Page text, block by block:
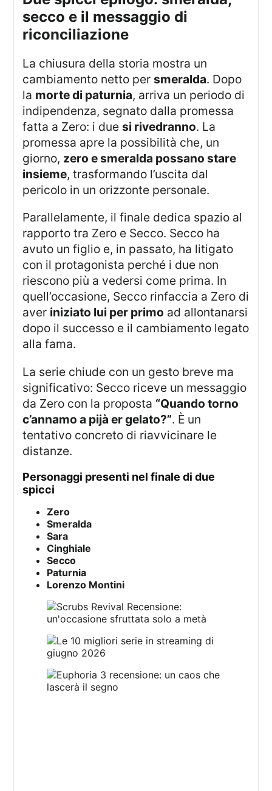
secco e il messaggio di
riconciliazione
La chiusura della storia mostra un
cambiamento netto persmeralda. Dopo
la morte di paturnia, arriva un periodo di
indipendenza, segnato dalla promessa
fatta a Zero: i duesi rivedranno. La
promessa apre la possibilità che, un
giorno, zero e smeralda possano stare
insieme, trasformando l’uscita dal
pericolo in un orizzonte personale.
Parallelamente, il finale dedica spazio al
rapporto tra Zero e Secco. Secco ha
avuto un figlio e, in passato, ha litigato
con il protagonista perché i due non
riescono più a vedersi come prima. In
quell’occasione, Secco rinfaccia a Zero di
aver iniziato lui per primo ad allontanarsi
dopo il successo e il cambiamento legato
alla fama.
La serie chiude con un gesto breve ma
significativo: Secco riceve un messaggio
da Zero con la proposta “Quando torno
c’annamo a pijà er gelato?”. È un
tentativo concreto di riavvicinare le
distanze.
personaggi presenti nel finale di due
spicci
Zero
Smeralda
Sara
Cinghiale
Secco
Paturnia
Lorenzo Montini